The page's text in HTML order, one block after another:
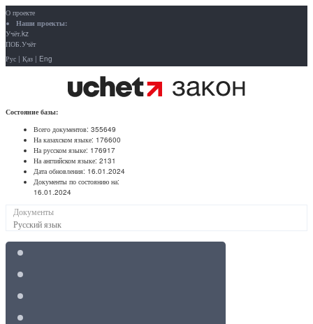
О проекте
Наши проекты:
Учёт.kz
ПОБ.Учёт
Рус | Қаз | Eng
Состояние базы:
Всего документов: 355649
На казахском языке: 176600
На русском языке: 176917
На английском языке: 2131
Дата обновления: 16.01.2024
Документы по состоянию на:
16.01.2024
Документы
Русский язык